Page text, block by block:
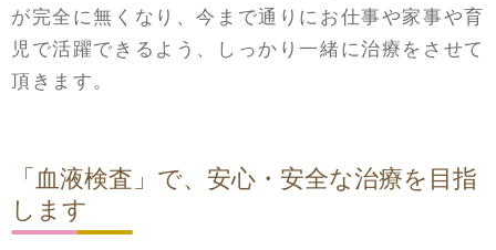
が完全に無くなり、今まで通りにお仕事や家事や育
児で活躍できるよう、しっかり一緒に治療をさせて
頂きます。
「血液検査」で、安心・安全な治療を目指
します